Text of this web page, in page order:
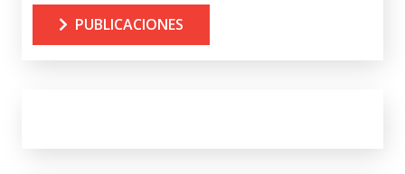
PUBLICACIONES